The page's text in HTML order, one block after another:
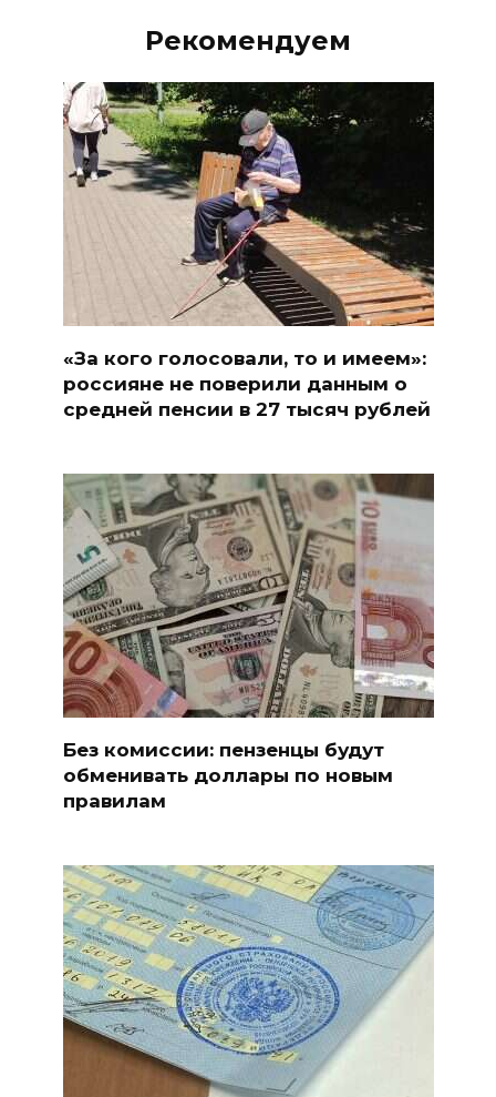
Рекомендуем
«За кого голосовали, то и имеем»:
россияне не поверили данным о
средней пенсии в 27 тысяч рублей
Без комиссии: пензенцы будут
обменивать доллары по новым
правилам